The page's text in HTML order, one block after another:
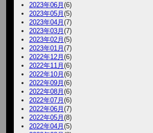
2023年06月(6)
2023年05月(5)
2023年04月(7)
2023年03月(7)
2023年02月(5)
2023年01月(7)
2022年12月(6)
2022年11月(6)
2022年10月(6)
2022年09月(6)
2022年08月(6)
2022年07月(6)
2022年06月(7)
2022年05月(8)
2022年04月(5)